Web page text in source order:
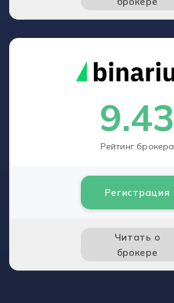
9.43
Рейтинг брокера
Регистрация
Читать о
брокере